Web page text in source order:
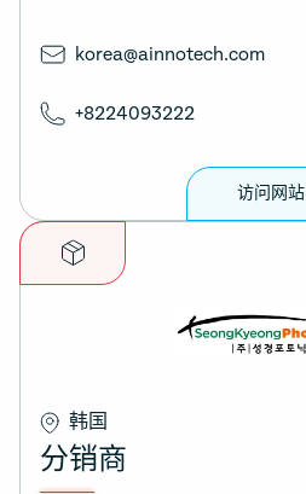
korea@ainnotech.com
+8224093222
访问网站
韩国
分销商